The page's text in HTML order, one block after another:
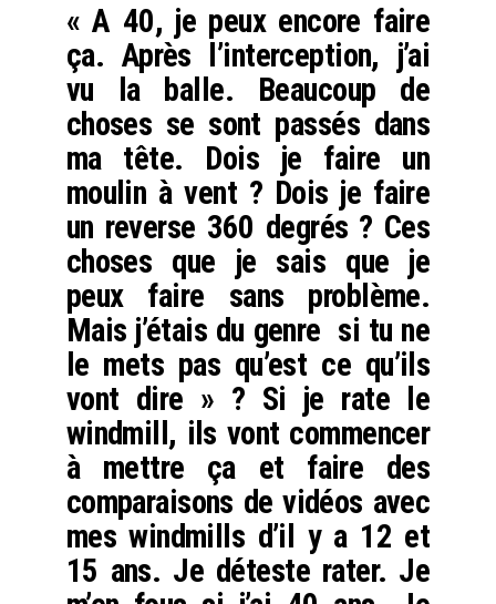
« A 40, je peux encore faire
ça. Après l’interception, j’ai
vu la balle. Beaucoup de
choses se sont passés dans
ma tête. Dois je faire un
moulin à vent ? Dois je faire
un reverse 360 degrés ? Ces
choses que je sais que je
peux faire sans problème.
Mais j’étais du genre si tu ne
le mets pas qu’est ce qu’ils
vont dire » ? Si je rate le
windmill, ils vont commencer
à mettre ça et faire des
comparaisons de vidéos avec
mes windmills d’il y a 12 et
15 ans. Je déteste rater. Je